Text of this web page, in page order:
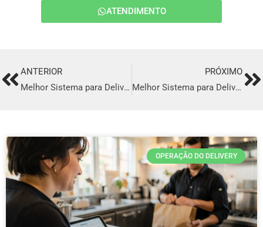
ATENDIMENTO
PrevANTERIOR
Melhor Sistema para Delivery em São José
PRÓXIMO
Melhor Sistema para Delivery em Araraquara
OPERAÇÃO DO DELIVERY